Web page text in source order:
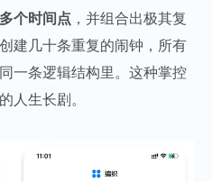
多个时间点 ，并组合出极其复
建几十条重复的闹钟，所有
一条逻辑结构里。这种掌控
人生长剧。